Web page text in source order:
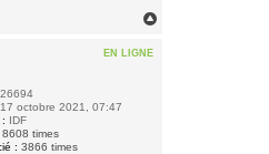
EN LIGNE
26694
17 octobre 2021, 07:47
IDF
8608 times
: 3866 times